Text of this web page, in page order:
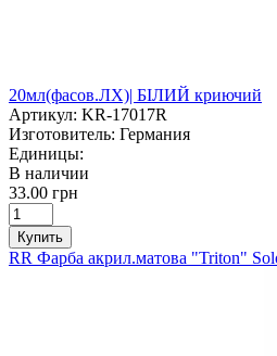
20мл(фасов.ЛХ)| БІЛИЙ криючий
Артикул: KR-17017R
Изготовитель: Германия
Единицы:
В наличии
33.00 грн
Купить
RR Фарба акрил.матова "Triton"